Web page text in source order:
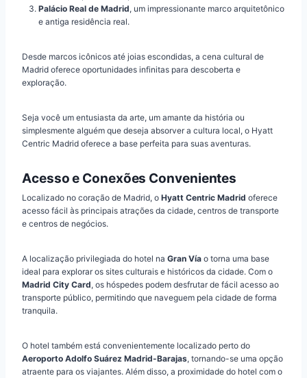
Palácio Real de Madrid, um impressionante marco arquitetônico
e antiga residência real.
Desde marcos icônicos até joias escondidas, a cena cultural de
Madrid oferece oportunidades infinitas para descoberta e
exploração.
Seja você um entusiasta da arte, um amante da história ou
simplesmente alguém que deseja absorver a cultura local, o Hyatt
Centric Madrid oferece a base perfeita para suas aventuras.
Acesso e Conexões Convenientes
Localizado no coração de Madrid, o Hyatt Centric Madrid oferece
acesso fácil às principais atrações da cidade, centros de transporte
e centros de negócios.
A localização privilegiada do hotel na Gran Vía o torna uma base
ideal para explorar os sites culturais e históricos da cidade. Com o
Madrid City Card, os hóspedes podem desfrutar de fácil acesso ao
transporte público, permitindo que naveguem pela cidade de forma
tranquila.
O hotel também está convenientemente localizado perto do
Aeroporto Adolfo Suárez Madrid-Barajas, tornando-se uma opção
atraente para os viajantes. Além disso, a proximidade do hotel com o